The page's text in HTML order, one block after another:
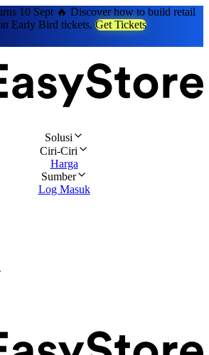
10 Sept 🔥 Discover how to build retail
Early Bird tickets. Get Tickets
Solusi
Ciri-Ciri
Harga
Sumber
Log Masuk